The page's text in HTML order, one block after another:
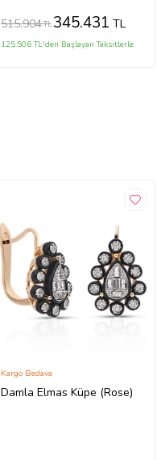
515.904TL 345.431 TL
125.506 TL'den Başlayan Taksitlerle
Damla Elmas Küpe (Rose)
Kargo Bedava